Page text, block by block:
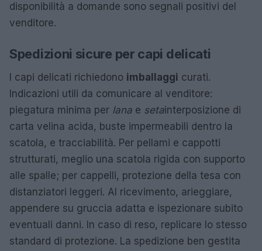
disponibilità a domande sono segnali positivi del
venditore.
Spedizioni sicure per capi delicati
I capi delicati richiedono imballaggi curati.
Indicazioni utili da comunicare al venditore:
piegatura minima per lana e setainterposizione di
carta velina acida, buste impermeabili dentro la
scatola, e tracciabilità. Per pellami e cappotti
strutturati, meglio una scatola rigida con supporto
alle spalle; per cappelli, protezione della tesa con
distanziatori leggeri. Al ricevimento, arieggiare,
appendere su gruccia adatta e ispezionare subito
eventuali danni. In caso di reso, replicare lo stesso
standard di protezione. La spedizione ben gestita